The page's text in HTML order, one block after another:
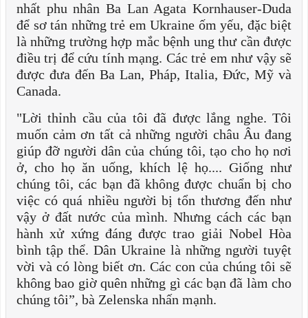
nhất phu nhân Ba Lan Agata Kornhauser-Duda
để sơ tán những trẻ em Ukraine ốm yếu, đặc biệt
là những trường hợp mắc bệnh ung thư cần được
điều trị để cứu tính mạng. Các trẻ em như vậy sẽ
được đưa đến Ba Lan, Pháp, Italia, Đức, Mỹ và
Canada.
"Lời thỉnh cầu của tôi đã được lắng nghe. Tôi
muốn cảm ơn tất cả những người châu Âu đang
giúp đỡ người dân của chúng tôi, tạo cho họ nơi
ở, cho họ ăn uống, khích lệ họ.... Giống như
chúng tôi, các bạn đã không được chuẩn bị cho
việc có quá nhiều người bị tổn thương đến như
vậy ở đất nước của mình. Nhưng cách các bạn
hành xử xứng đáng được trao giải Nobel Hòa
bình tập thể. Dân Ukraine là những người tuyệt
vời và có lòng biết ơn. Các con của chúng tôi sẽ
không bao giờ quên những gì các bạn đã làm cho
chúng tôi”, bà Zelenska nhấn mạnh.